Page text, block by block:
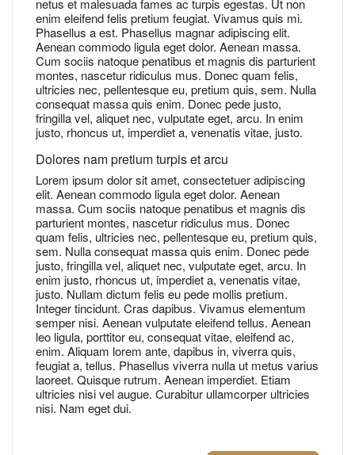
netus et malesuada fames ac turpis egestas. Ut non
enim eleifend felis pretium feugiat. Vivamus quis mi.
Phasellus a est. Phasellus magnar adipiscing elit.
Aenean commodo ligula eget dolor. Aenean massa.
Cum sociis natoque penatibus et magnis dis parturient
montes, nascetur ridiculus mus. Donec quam felis,
ultricies nec, pellentesque eu, pretium quis, sem. Nulla
consequat massa quis enim. Donec pede justo,
fringilla vel, aliquet nec, vulputate eget, arcu. In enim
justo, rhoncus ut, imperdiet a, venenatis vitae, justo.
Dolores nam pretium turpis et arcu
Lorem ipsum dolor sit amet, consectetuer adipiscing
elit. Aenean commodo ligula eget dolor. Aenean
massa. Cum sociis natoque penatibus et magnis dis
parturient montes, nascetur ridiculus mus. Donec
quam felis, ultricies nec, pellentesque eu, pretium quis,
sem. Nulla consequat massa quis enim. Donec pede
justo, fringilla vel, aliquet nec, vulputate eget, arcu. In
enim justo, rhoncus ut, imperdiet a, venenatis vitae,
justo. Nullam dictum felis eu pede mollis pretium.
Integer tincidunt. Cras dapibus. Vivamus elementum
semper nisi. Aenean vulputate eleifend tellus. Aenean
leo ligula, porttitor eu, consequat vitae, eleifend ac,
enim. Aliquam lorem ante, dapibus in, viverra quis,
feugiat a, tellus. Phasellus viverra nulla ut metus varius
laoreet. Quisque rutrum. Aenean imperdiet. Etiam
ultricies nisi vel augue. Curabitur ullamcorper ultricies
nisi. Nam eget dui.